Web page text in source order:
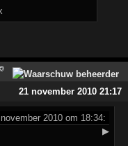
21 november 2010 21:17
2010 om 18:34:
▶